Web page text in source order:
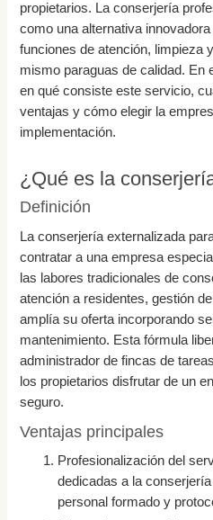
propietarios. La conserjería
como una alternativa
funciones de atención, limpieza
mismo paraguas de calidad. En
en qué consiste este servicio,
ventajas y cómo elegir la
implementación.
¿Qué es la
Definición
La conserjería externalizada
contratar a una empresa
las labores tradicionales de
atención a residentes, gestión
amplía su oferta incorporando
mantenimiento. Esta fórmula
administrador de fincas de
los propietarios disfrutar de un
seguro.
Ventajas principales
Profesionalización del
dedicadas a la
personal formado y